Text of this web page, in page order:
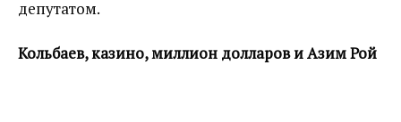
депутатом.
Кольбаев, казино, миллион долларов и Азим Рой